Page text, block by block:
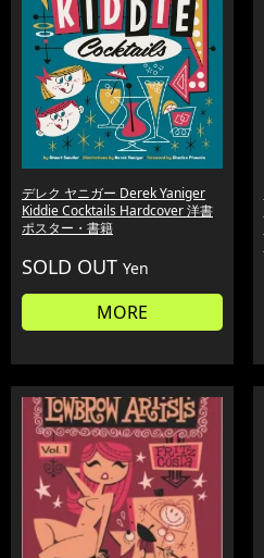
デレク ヤニガー Derek Yaniger
Kiddie Cocktails Hardcover 洋書
ポスター・書籍
SOLD OUT Yen
MORE